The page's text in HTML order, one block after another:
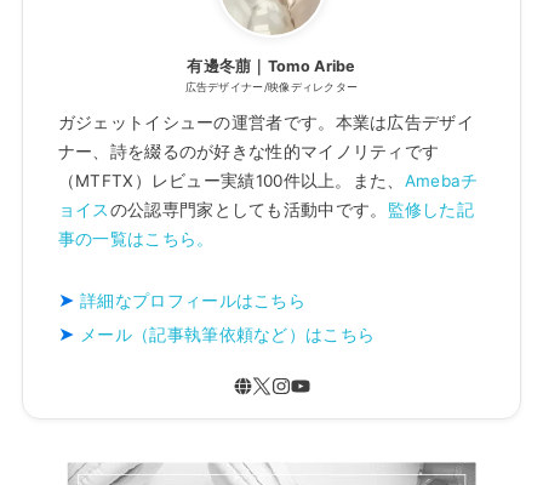
有邊冬萠｜Tomo Aribe
広告デザイナー/映像ディレクター
ガジェットイシューの運営者です。本業は広告デザイ
ナー、詩を綴るのが好きな性的マイノリティです
（MTFTX）レビュー実績100件以上。また、 Amebaチ
ョイスの公認専門家としても活動中です。 監修した記
事の一覧はこちら。
詳細なプロフィールはこちら
メール（記事執筆依頼など）はこちら